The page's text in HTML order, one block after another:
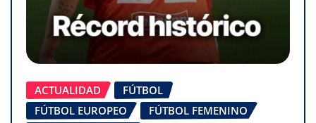
ACTUALIDAD
FÚTBOL
FÚTBOL EUROPEO
FÚTBOL FEMENINO